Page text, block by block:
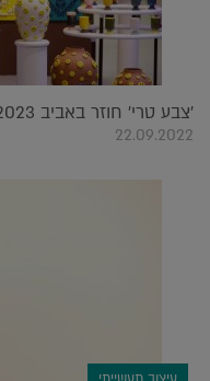
'צבע טרי' חוזר באביב 2023 ומזמין יוצרים עצמאיים בקול קורא |
22.09.2022